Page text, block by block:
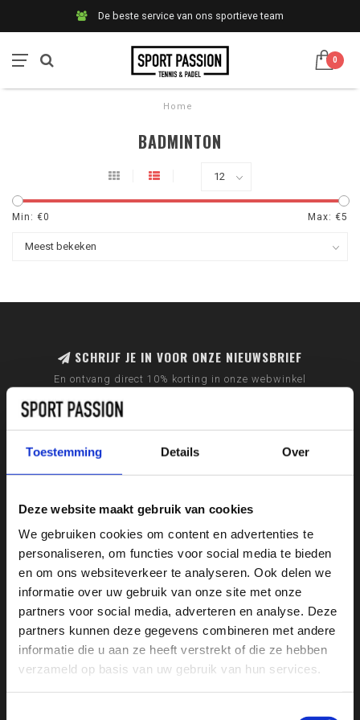
Toestemming Details Over
Deze website maakt gebruik van cookies
We gebruiken cookies om content en advertenties te
personaliseren, om functies voor social media te bieden
en om ons websiteverkeer te analyseren. Ook delen we
informatie over uw gebruik van onze site met onze
partners voor social media, adverteren en analyse. Deze
partners kunnen deze gegevens combineren met andere
informatie die u aan ze heeft verstrekt of die ze hebben
verzameld op basis van uw gebruik van hun services.
De beste service van ons sportieve team
0
Home
BADMINTON
Min: €0 Max: €5
SCHRIJF JE IN VOOR ONZE NIEUWSBRIEF
En ontvang direct 10% korting in onze webwinkel
Bussumerstraat 60
1211 BL